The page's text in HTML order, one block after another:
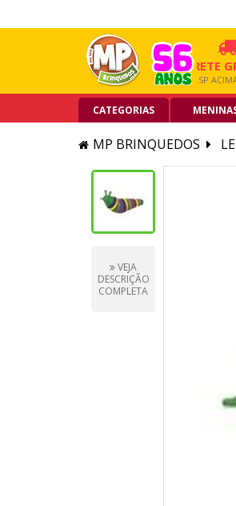
FRETE
GRANDE SP ACIMA DE
CATEGORIAS
MP BRINQUEDOS
VEJA
DESCRIÇÃO
COMPLETA